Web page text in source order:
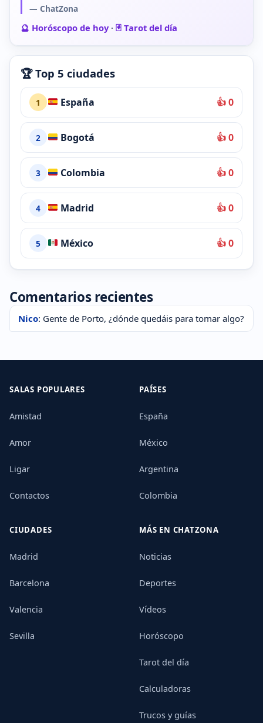
— ChatZona
🔮 Horóscopo de hoy· 🃏 Tarot del día
🏆 Top 5 ciudades
1 España 👍 0
2 Bogotá 👍 0
3 Colombia 👍 0
4 Madrid 👍 0
5 México 👍 0
Comentarios recientes
Nico: Gente de Porto, ¿dónde quedáis para tomar algo?
SALAS POPULARES
Amistad
Amor
Ligar
Contactos
PAÍSES
España
México
Argentina
Colombia
CIUDADES
Madrid
Barcelona
Valencia
Sevilla
MÁS EN CHATZONA
Noticias
Deportes
Vídeos
Horóscopo
Tarot del día
Calculadoras
Trucos y guías